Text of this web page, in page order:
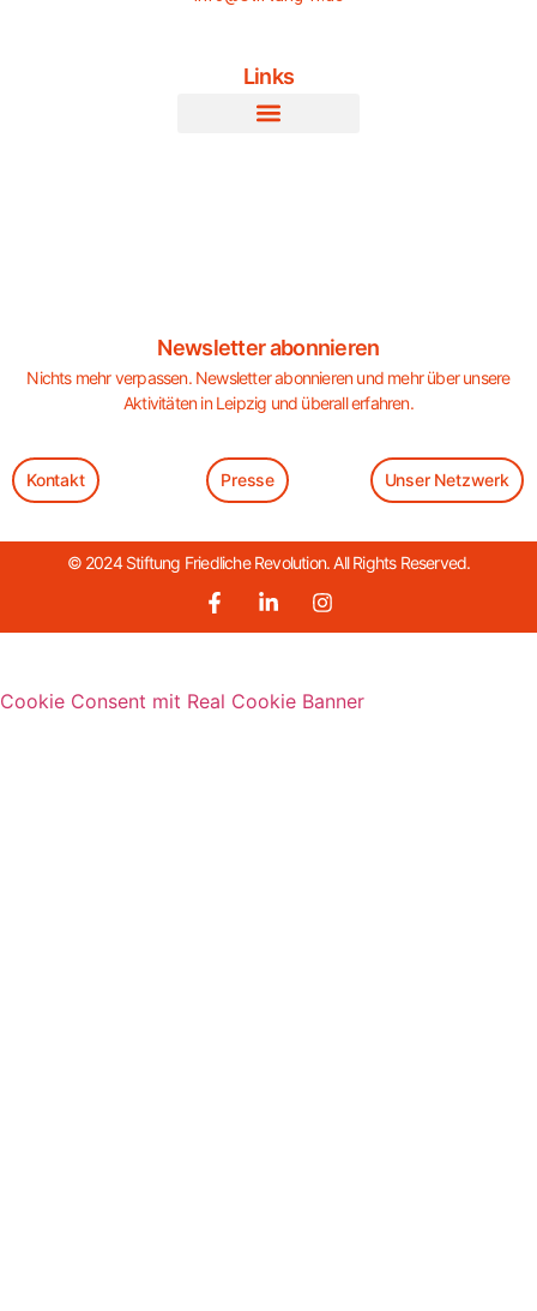
Links
Newsletter abonnieren
Nichts mehr verpassen. Newsletter abonnieren und mehr über unsere
Aktivitäten in Leipzig und überall erfahren.
Kontakt Presse Unser Netzwerk
© 2024 Stiftung Friedliche Revolution. All Rights Reserved.
Cookie Consent mit Real Cookie Banner